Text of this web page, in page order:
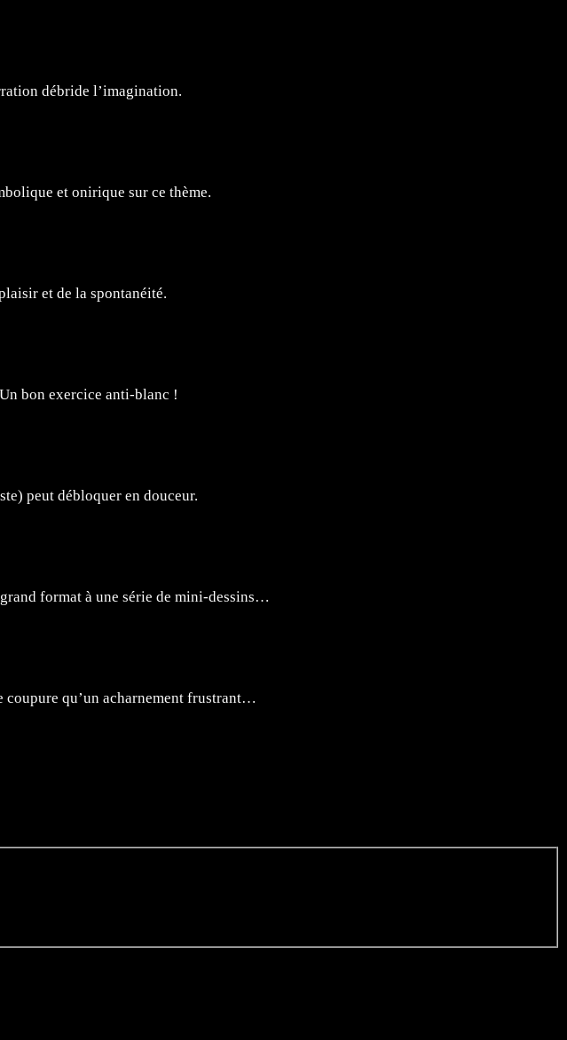
débride l’imagination.
et onirique sur ce thème.
et de la spontanéité.
bon exercice anti-blanc !
peut débloquer en douceur.
format à une série de mini-dessins…
coupure qu’un acharnement frustrant…